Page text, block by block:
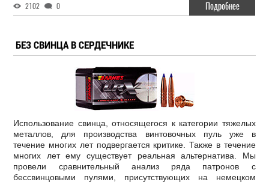
2102 0 Подробнее
БЕЗ СВИНЦА В СЕРДЕЧНИКЕ
Использование свинца, относящегося к категории тяжелых
металлов, для производства винтовочных пуль уже в
течение многих лет подвергается критике. Также в течение
многих лет ему существует реальная альтернатива. Мы
провели сравнительный анализ ряда патронов с
бессвинцовыми пулями, присутствующих на немецком